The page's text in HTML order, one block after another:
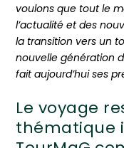
voulons que tout le
l’actualité et des
la transition vers un
nouvelle génération
fait aujourd’hui ses
Le voyage
thématique